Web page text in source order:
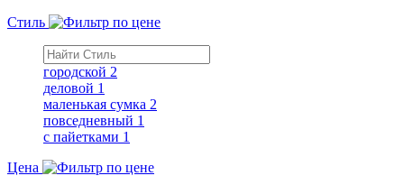
Стиль
городской 2
деловой 1
маленькая сумка 2
повседневный 1
с пайетками 1
Цена